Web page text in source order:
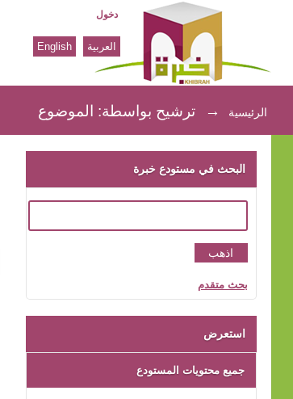
ترشيح بواسطة: الموضوع
دخول
العربية English
الرئيسية → ترشيح بواسطة: الموضوع
البحث في مستودع خبرة
بحث متقدم
استعرض
جميع محتويات المستودع